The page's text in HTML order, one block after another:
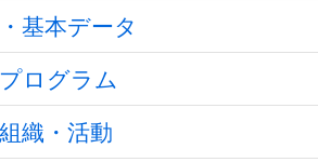
基本データ
ログラム
織・活動